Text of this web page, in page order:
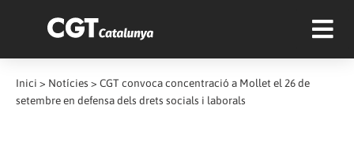
Inici > Notícies > CGT convoca concentració a Mollet el 26 de
setembre en defensa dels drets socials i laborals